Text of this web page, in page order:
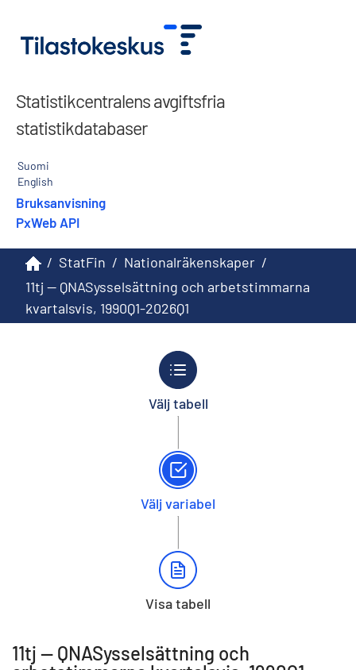
Statistikcentralens avgiftsfria
statistikdatabaser
Suomi
English
Bruksanvisning
PxWeb API
/ StatFin / Nationalräkenskaper /
11tj -- QNASysselsättning och arbetstimmarna
kvartalsvis, 1990Q1-2026Q1
Välj tabell
Välj variabel
Visa tabell
11tj -- QNASysselsättning och